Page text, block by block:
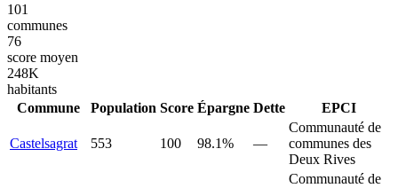
101
communes
76
score moyen
248K
habitants
Commune
Population Score Épargne Dette EPCI
Castelsagrat 553 100 98.1% —
Communauté de
communes des
Deux Rives
Communauté de